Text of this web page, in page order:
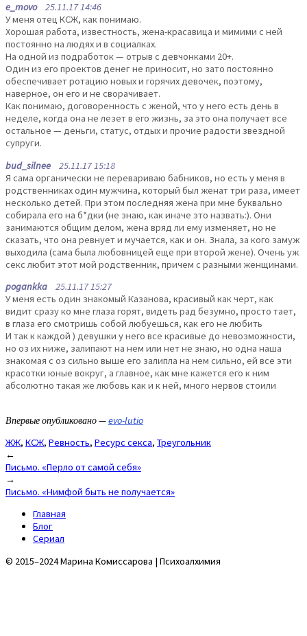
e_movo25.11.17 14:46
У меня отец КСЖ, как понимаю.
Хорошая работа, известность, жена-красавица и мимими с ней
постоянно на людях и в социалках.
На одной из подработок — отрыв с девчонками 20+.
Один из его проектов денег не приносит, но зато постоянно
обеспечивает ротацию новых и горячих девочек, поэтому,
наверное, он его и не сворачивает.
Как понимаю, договоренность с женой, что у него есть день в
неделе, когда она не лезет в его жизнь, за это она получает все
остальное — деньги, статус, отдых и прочие радости звездной
супруги.
bud_silnee 25.11.17 15:18
Я сама органически не перевариваю бабников, но есть у меня в
родственниках один мужчина, который был женат три раза, имеет
несколько детей. При этом последняя жена при мне буквально
собирала его на б*дки (не знаю, как иначе это назвать:). Они
занимаются общим делом, жена вряд ли ему изменяет, но не
сказать, что она ревнует и мучается, как и он. Знала, за кого замуж
выходила (сама была любовницей еще при второй жене). Очень уж
секс любит этот мой родственник, причем с разными женщинами.
pogankka 25.11.17 15:27
У меня есть один знакомый Казанова, красивый как черт, как
видит сразу ко мне глаза горят, видеть рад безумно, просто тает,
в глаза его смотришь собой любуешься, как его не любить
И так к каждой ) девушки у него все красивые до невозможности,
но оз их ниже, залипают на нем или нет не знаю, но одна наша
знакомая с оз сильно выше его залипла на нем сильно, ей все эти
красотки юные вокруг, а главное, как мне кажется его к ним
абсолютно такая же любовь как и к ней, много нервов стоили
Впервые опубликовано —evo-lutio
ЖЖ, КСЖ, Ревность, Ресурс секса, Треугольник
Post
navigation
←
Письмо. «Перло от самой себя»
→
Письмо. «Нимфой быть не получается»
Главная
Блог
Сериал
© 2015–2024 Марина Комиссарова | Психоалхимия